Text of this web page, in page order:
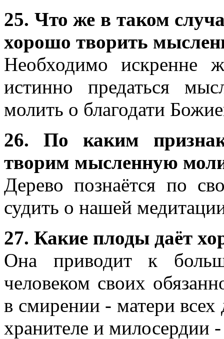
25. Что же в таком
хорошо творить
Необходимо искренне
истинно предаться
молить о благодати
26. По каким
творим мысленную
Дерево познаётся по
судить о нашей
27. Какие плоды даёт
Она приводит к
человеком своих
в смирении - матери
хранителе и милосердии